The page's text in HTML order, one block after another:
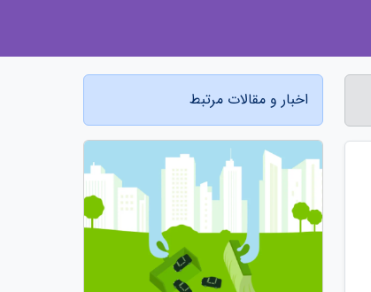
اخبار و مقالات مرتبط